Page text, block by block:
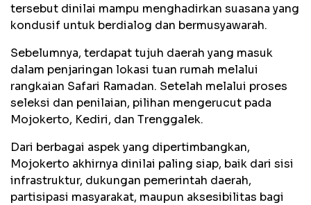
tersebut dinilai mampu menghadirkan suasana yang
kondusif untuk berdialog dan bermusyawarah.
Sebelumnya, terdapat tujuh daerah yang masuk
dalam penjaringan lokasi tuan rumah melalui
rangkaian Safari Ramadan. Setelah melalui proses
seleksi dan penilaian, pilihan mengerucut pada
Mojokerto, Kediri, dan Trenggalek.
Dari berbagai aspek yang dipertimbangkan,
Mojokerto akhirnya dinilai paling siap, baik dari sisi
infrastruktur, dukungan pemerintah daerah,
partisipasi masyarakat, maupun aksesibilitas bagi